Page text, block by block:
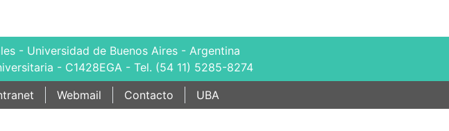
- Universidad de Buenos Aires - Argentina
- C1428EGA - Tel. (54 11) 5285-8274
Webmail Contacto UBA